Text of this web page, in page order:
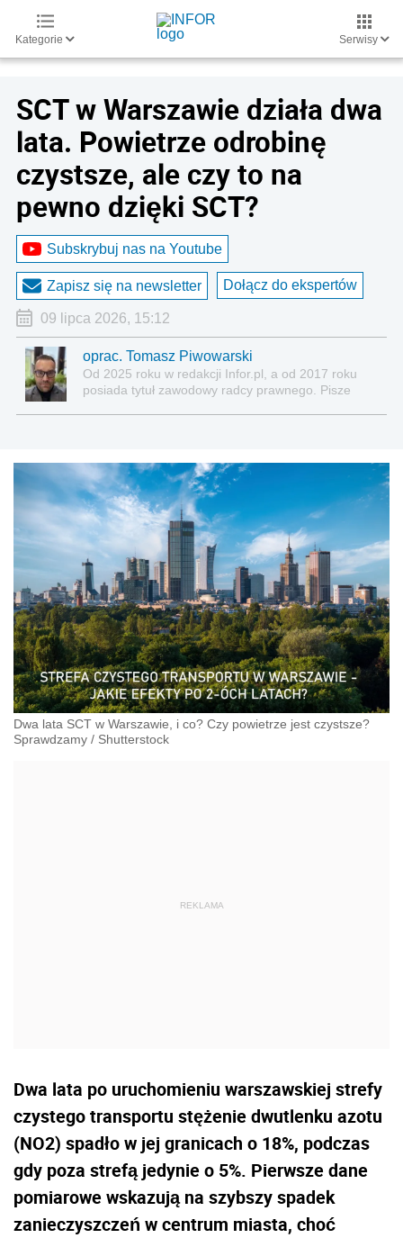
Kategorie Serwisy
SCT w Warszawie działa dwa
lata. Powietrze odrobinę
czystsze, ale czy to na
pewno dzięki SCT?
Subskrybuj nas na Youtube
Zapisz się na newsletter Dołącz do ekspertów
09 lipca 2026, 15:12
oprac. Tomasz Piwowarski
Od 2025 roku w redakcji Infor.pl, a od 2017 roku
posiada tytuł zawodowy radcy prawnego. Pisze
Dwa lata SCT w Warszawie, i co? Czy powietrze jest czystsze?
Sprawdzamy / Shutterstock
Dwa lata po uruchomieniu warszawskiej strefy
czystego transportu stężenie dwutlenku azotu
(NO2) spadło w jej granicach o 18%, podczas
gdy poza strefą jedynie o 5%. Pierwsze dane
pomiarowe wskazują na szybszy spadek
zanieczyszczeń w centrum miasta, choć